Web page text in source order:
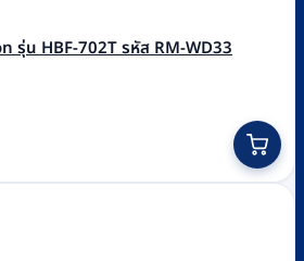
รุ่น HBF-702T รหัส RM-WD33